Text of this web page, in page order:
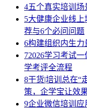
4五个真实培训
5大健康企业线上
荐与6个必问问题
6构建组织内生力
72026学习考试
学考评全流程
8干货|培训总在“
策，企学宝让效
9企业微信培训